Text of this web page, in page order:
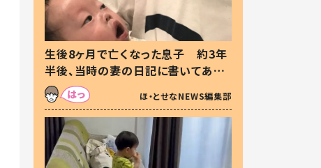
生後8ヶ月で亡くなった息子 約3年
半後、当時の妻の日記に書いてあっ
た本音とは
ほ・とせなNEWS編集部